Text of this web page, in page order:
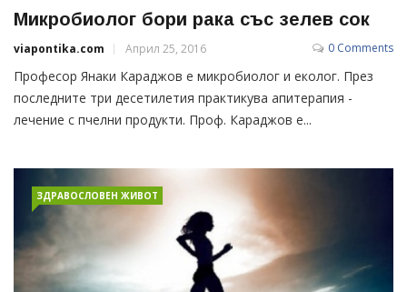
Микробиолог бори рака със зелев сок
viapontika.com Април 25, 2016 0 Comments
Професор Янаки Караджов е микробиолог и еколог. През
последните три десетилетия практикува апитерапия -
лечение с пчелни продукти. Проф. Караджов е...
ЗДРАВОСЛОВЕН ЖИВОТ